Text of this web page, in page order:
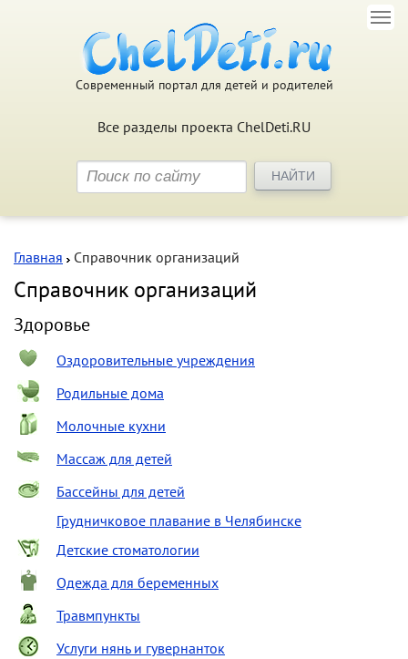
Современный портал для детей и родителей
Все разделы проекта ChelDeti.RU
Главная Справочник организаций
Справочник организаций
Здоровье
Оздоровительные учреждения
Родильные дома
Молочные кухни
Массаж для детей
Бассейны для детей
Грудничковое плавание в Челябинске
Детские стоматологии
Одежда для беременных
Травмпункты
Услуги нянь и гувернанток